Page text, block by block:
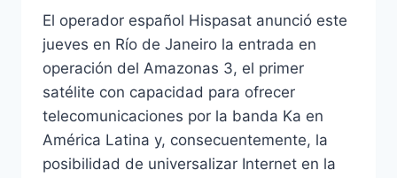
El operador español Hispasat anunció este
jueves en Río de Janeiro la entrada en
operación del Amazonas 3, el primer
satélite con capacidad para ofrecer
telecomunicaciones por la banda Ka en
América Latina y, consecuentemente, la
posibilidad de universalizar Internet en la